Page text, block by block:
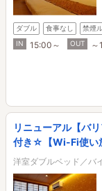
ダブル 食事なし
禁煙
IN
15:00～ OUT
リニューアル【バ
付き☆【Wi-Fi使い
洋室ダブルベッド／バ